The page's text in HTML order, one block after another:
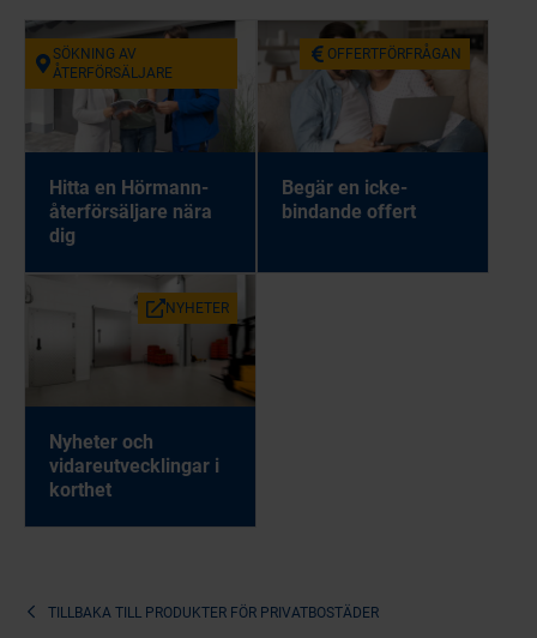
SÖKNING AV
ÅTERFÖRSÄLJARE
Hitta en Hörmann-
återförsäljare nära
dig
OFFERTFÖRFRÅGAN
Begär en icke-
bindande offert
NYHETER
Nyheter och
vidareutvecklingar i
korthet
TILLBAKA TILL PRODUKTER FÖR PRIVATBOSTÄDER